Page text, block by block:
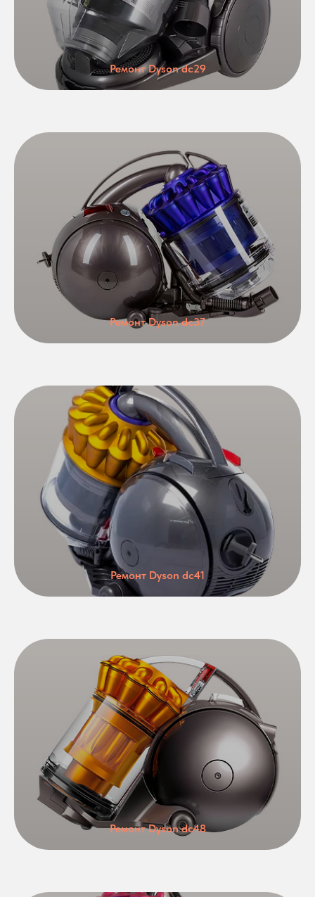
Ремонт Dyson dc29
Ремонт Dyson dc37
Ремонт Dyson dc41
Ремонт Dyson dc48